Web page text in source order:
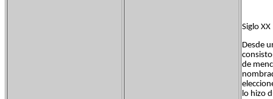
Siglo
Desde
de
lo hizo